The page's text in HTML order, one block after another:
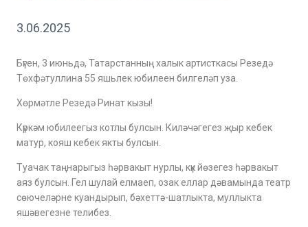
3.06.2025
Бүген, 3 июньдә, Татарстанның халык артисткасы Резедә
Төхфәтуллина 55 яшьлек юбилеен билгеләп уза.
Хөрмәтле Резедә Ринат кызы!
Күркәм юбилеегыз котлы булсын. Киләчәгегез җыр кебек
матур, кояш кебек якты булсын.
Туачак таңнарыгыз һәрвакыт нурлы, күк йөзегез һәрвакыт
аяз булсын. Гел шулай елмаеп, озак еллар дәвамында театр
сөючеләрне куандырып, бәхеттә-шатлыкта, муллыкта
яшәвегезне телибез.